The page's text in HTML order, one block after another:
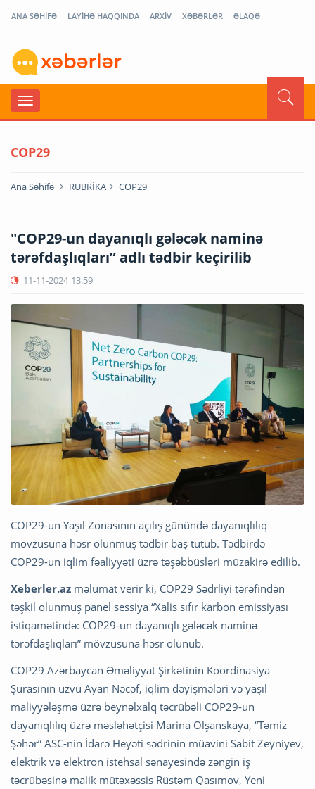
ANA SƏHİFƏ LAYİHƏ HAQQINDA ARXİV XƏBƏRLƏR ƏLAQƏ
COP29
Ana Səhifə RUBRİKA COP29
"COP29-un dayanıqlı gələcək naminə
tərəfdaşlıqları” adlı tədbir keçirilib
11-11-2024 13:59
COP29-un Yaşıl Zonasının açılış günündə dayanıqlılıq
mövzusuna həsr olunmuş tədbir baş tutub. Tədbirdə
COP29-un iqlim fəaliyyəti üzrə təşəbbüsləri müzakirə edilib.
Xeberler.az məlumat verir ki, COP29 Sədrliyi tərəfindən
təşkil olunmuş panel sessiya “Xalis sıfır karbon emissiyası
istiqamətində: COP29-un dayanıqlı gələcək naminə
tərəfdaşlıqları” mövzusuna həsr olunub.
COP29 Azərbaycan Əməliyyat Şirkətinin Koordinasiya
Şurasının üzvü Ayan Nəcəf, iqlim dəyişmələri və yaşıl
maliyyələşmə üzrə beynəlxalq təcrübəli COP29-un
dayanıqlılıq üzrə məsləhətçisi Marina Olşanskaya, “Təmiz
Şəhər” ASC-nin İdarə Heyəti sədrinin müavini Sabit Zeyniyev,
elektrik və elektron istehsal sənayesində zəngin iş
təcrübəsinə malik mütəxəssis Rüstəm Qasımov, Yeni